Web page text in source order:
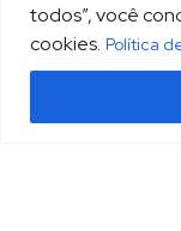
todos”, você
cookies. Política